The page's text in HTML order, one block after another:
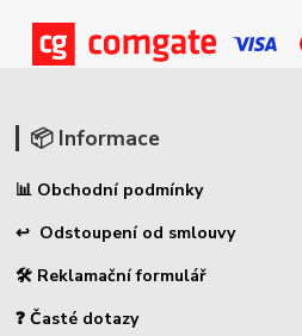
📦 Informace
📊 Obchodní podmínky
↩ Odstoupení od smlouvy
🛠 Reklamační formulář
❓ Časté dotazy